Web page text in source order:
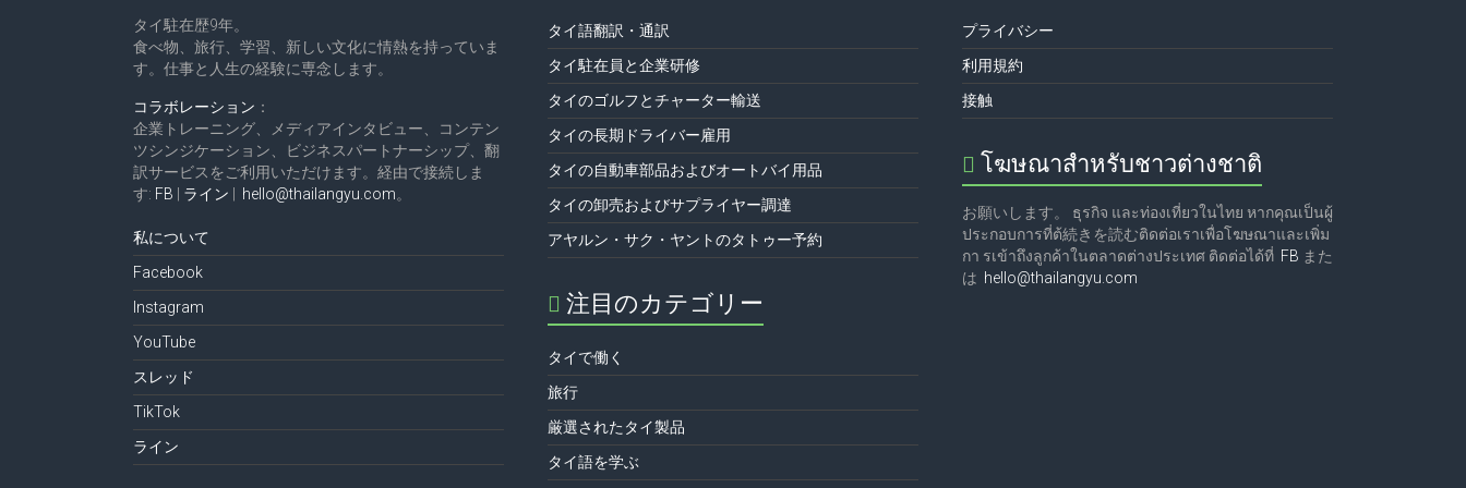
タイ駐在歴9年。
食べ物、旅行、学習、新しい文化に情熱を持っていま
す。仕事と人生の経験に専念します。
コラボレーション ：
企業トレーニング、メディアインタビュー、コンテン
ツシンジケーション、ビジネスパートナーシップ、翻
訳サービスをご利用いただけます。経由で接続しま
す: FB ライン hello@thailangyu.com。
私について
Facebook
Instagram
YouTube
スレッド
TikTok
ライン
タイ語翻訳・通訳
タイ駐在員と企業研修
タイのゴルフとチャーター輸送
タイの長期ドライバー雇用
タイの自動車部品およびオートバイ用品
タイの卸売およびサプライヤー調達
アヤルン・サク・ヤントのタトゥー予約
注目のカテゴリー
タイで働く
旅行
厳選されたタイ製品
タイ語を学ぶ
プライバシー
利用規約
接触
โฆษณาสำหรับชาวต่างชาติ
お願いします。 ธุรกิจ และท่องเที่ยวในไทย หากคุณเป็นผู้
ประกอบการที่ต้続きを読むติดต่อเราเพื่อโฆษณาและเพิ่ม
กา รเข้าถึงลูกค้าในตลาดต่างประเทศ ติดต่อได้ที่ FB また
は hello@thailangyu.com